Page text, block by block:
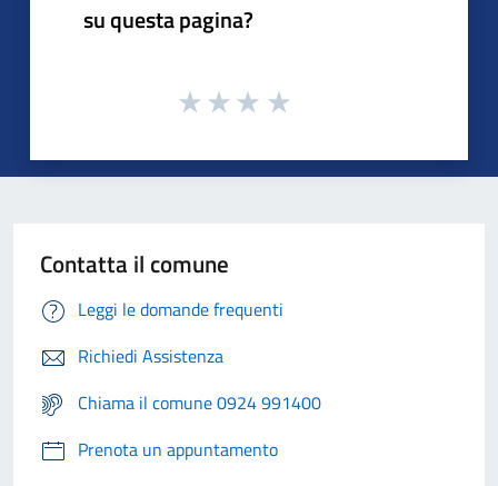
su questa pagina?
Contatta il comune
Leggi le domande frequenti
Richiedi Assistenza
Chiama il comune 0924 991400
Prenota un appuntamento